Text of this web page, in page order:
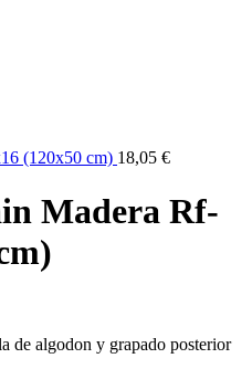
(120x50 cm) 18,05 €
Madera Rf-
de algodon y grapado posterior